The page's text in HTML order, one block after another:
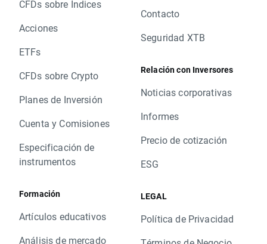
CFDs sobre Índices
Acciones
ETFs
CFDs sobre Crypto
Planes de Inversión
Cuenta y Comisiones
Especificación de
instrumentos
Formación
Artículos educativos
Análisis de mercado
Contacto
Seguridad XTB
Relación con Inversores
Noticias corporativas
Informes
Precio de cotización
ESG
LEGAL
Política de Privacidad